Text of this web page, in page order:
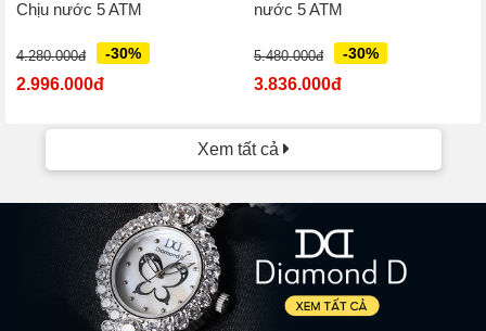
Chịu nước 5 ATM
4.280.000đ -30%
2.996.000đ
nước 5 ATM
5.480.000đ -30%
3.836.000đ
Xem tất cả